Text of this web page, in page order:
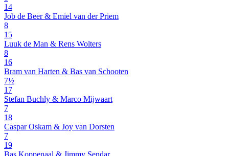
14
Job de Beer & Emiel van der Priem
8
15
Luuk de Man & Rens Wolters
8
16
Bram van Harten & Bas van Schooten
7½
17
Stefan Buchly & Marco Mijwaart
7
18
Caspar Oskam & Joy van Dorsten
7
19
Bas Koppenaal & Jimmy Sendar